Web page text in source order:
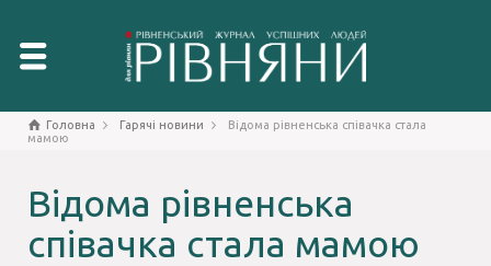
Головна Гарячі новини
Відома рівненська співачка стала
мамою
Відома рівненська
співачка стала мамою